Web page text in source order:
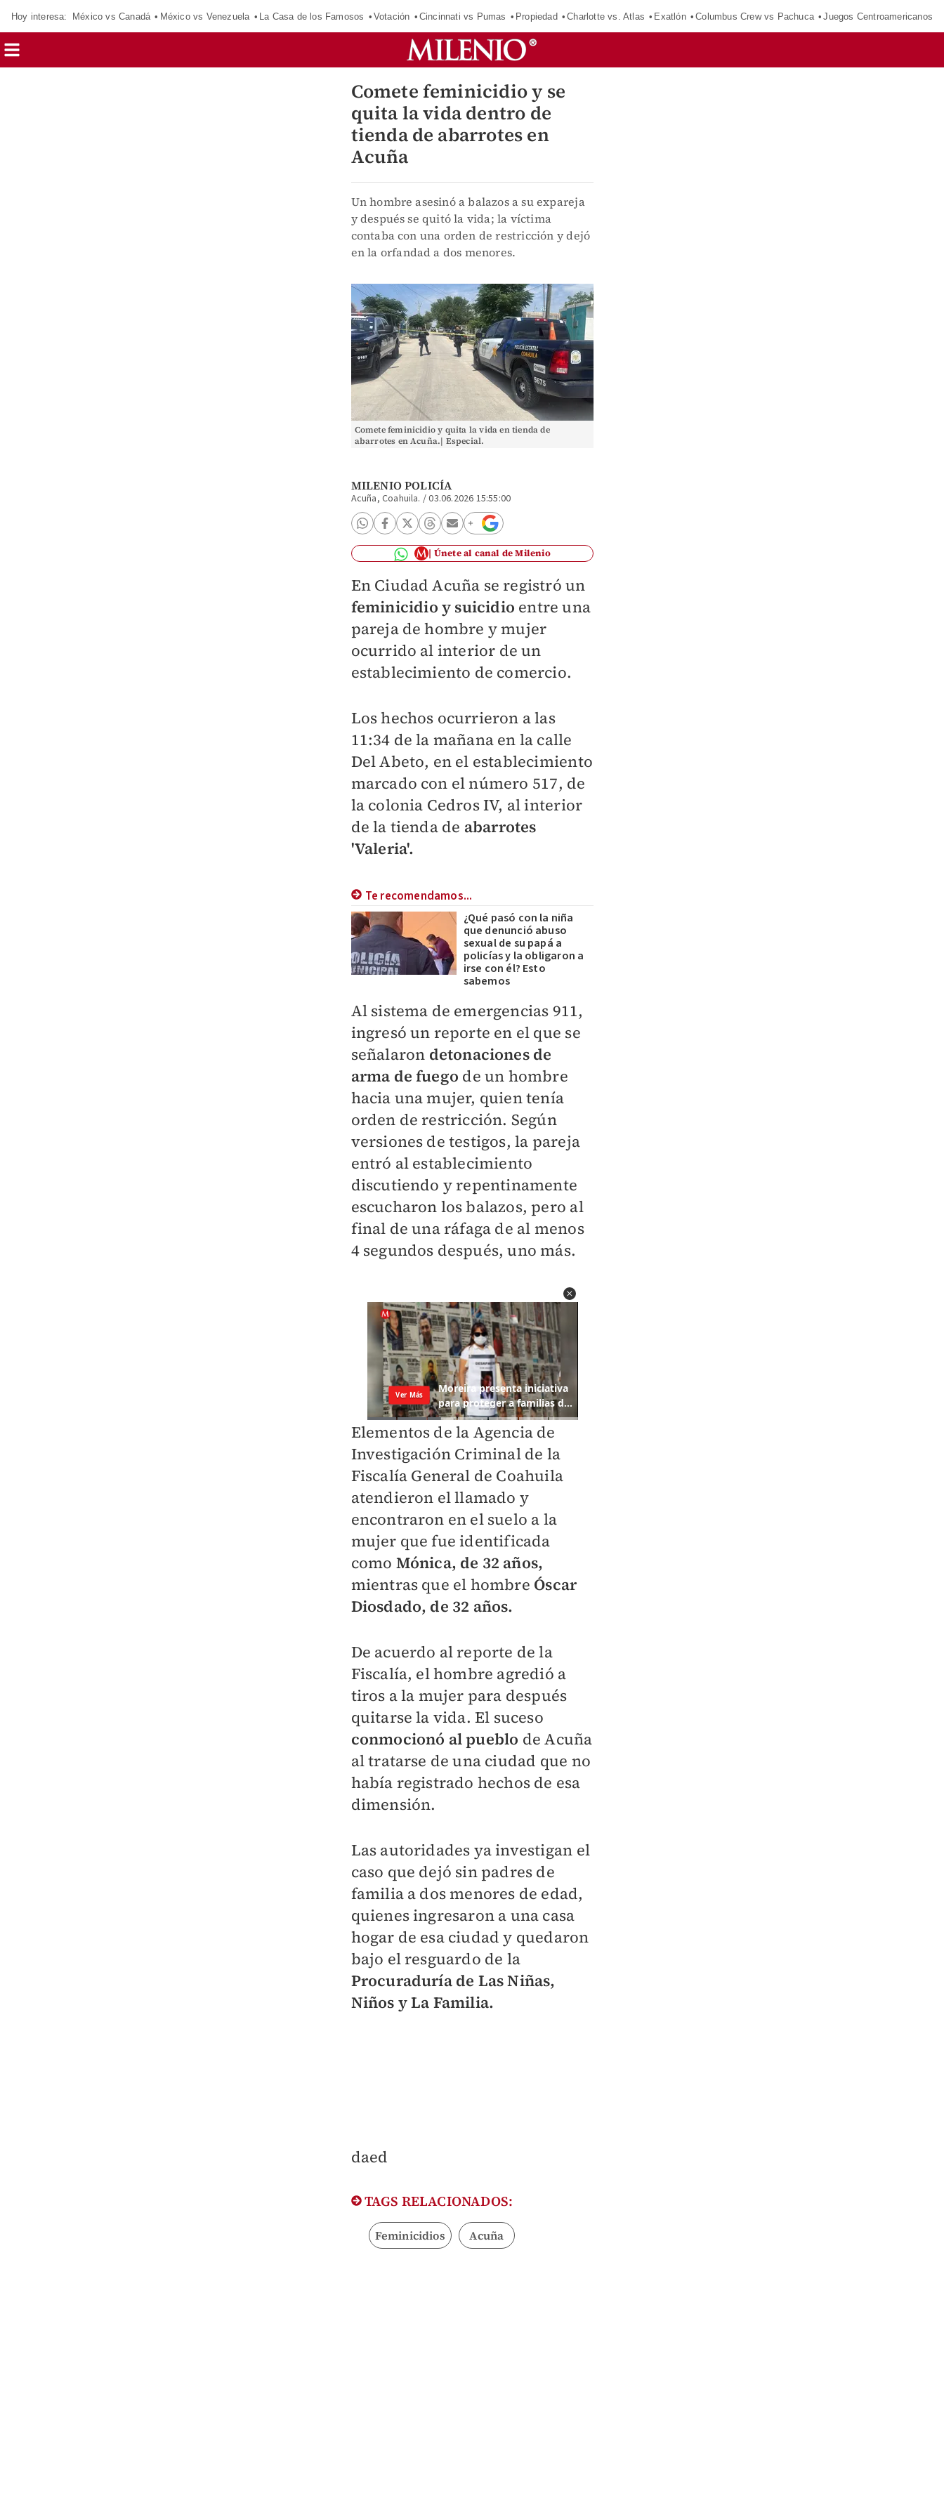
Hoy interesa: México vs Canadá México vs Venezuela La Casa de los Famosos Votación Cincinnati vs Pumas Propiedad Charlotte vs. Atlas Exatlón Columbus Crew vs Pachuca Juegos Centroamericanos
Comete feminicidio y se
quita la vida dentro de
tienda de abarrotes en
Acuña
Un hombre asesinó a balazos a su expareja
y después se quitó la vida; la víctima
contaba con una orden de restricción y dejó
en la orfandad a dos menores.
Comete feminicidio y quita la vida en tienda de
abarrotes en Acuña.| Especial.
MILENIO POLICÍA
Acuña, Coahuila. /03.06.2026 15:55:00
Únete al canal de Milenio
En Ciudad Acuña se registró un
feminicidio y suicidio entre una
pareja de hombre y mujer
ocurrido al interior de un
establecimiento de comercio.
Los hechos ocurrieron a las
11:34 de la mañana en la calle
Del Abeto, en el establecimiento
marcado con el número 517, de
la colonia Cedros IV, al interior
de la tienda de abarrotes
'Valeria'.
Te recomendamos...
¿Qué pasó con la niña
que denunció abuso
sexual de su papá a
policías y la obligaron a
irse con él? Esto
sabemos
Al sistema de emergencias 911,
ingresó un reporte en el que se
señalaron detonaciones de
arma de fuego de un hombre
hacia una mujer, quien tenía
orden de restricción. Según
versiones de testigos, la pareja
entró al establecimiento
discutiendo y repentinamente
escucharon los balazos, pero al
final de una ráfaga de al menos
4 segundos después, uno más.
Elementos de la Agencia de
Investigación Criminal de la
Fiscalía General de Coahuila
atendieron el llamado y
encontraron en el suelo a la
mujer que fue identificada
como Mónica, de 32 años,
mientras que el hombre Óscar
Diosdado, de 32 años.
De acuerdo al reporte de la
Fiscalía, el hombre agredió a
tiros a la mujer para después
quitarse la vida. El suceso
conmocionó al pueblo de Acuña
al tratarse de una ciudad que no
había registrado hechos de esa
dimensión.
Las autoridades ya investigan el
caso que dejó sin padres de
familia a dos menores de edad,
quienes ingresaron a una casa
hogar de esa ciudad y quedaron
bajo el resguardo de la
Procuraduría de Las Niñas,
Niños y La Familia.
daed
TAGS RELACIONADOS:
Feminicidios Acuña